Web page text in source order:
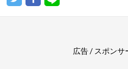
広告 / スポンサ